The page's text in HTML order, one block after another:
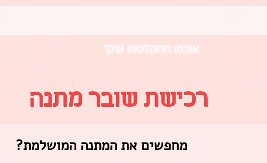
אולפן ההקלטות שלך
רכישת שובר מתנה
מחפשים את המתנה המושלמת?